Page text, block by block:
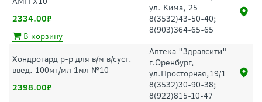
2334.00
В корзину
ул. Кима, 25
8(3532)43-50-40;
8(903)364-65-65
Хондрогард р-р для в/м в/суст.
введ. 100мг/мл 1мл №10
2398.00
Аптека "Здравсити"
г.Оренбург,
ул.Просторная,19/1
8(3532)30-90-38;
8(922)815-10-47